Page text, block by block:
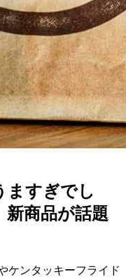
ますぎでし
新商品が話題
ケンタッキーフライド